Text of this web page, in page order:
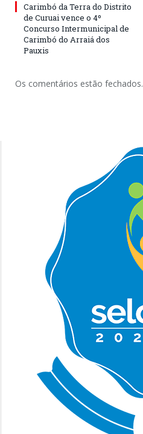
Carimbó da Terra do Distrito
de Curuai vence o 4º
Concurso Intermunicipal de
Carimbó do Arraiá dos
Pauxis
Os comentários estão fechados.